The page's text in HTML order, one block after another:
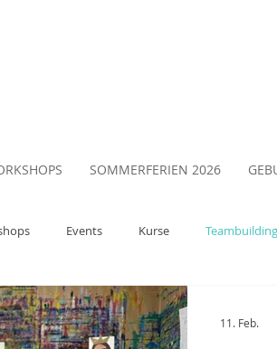
Events Kurse Teambuilding
11. Feb.
SOMMERFERIEN 2026